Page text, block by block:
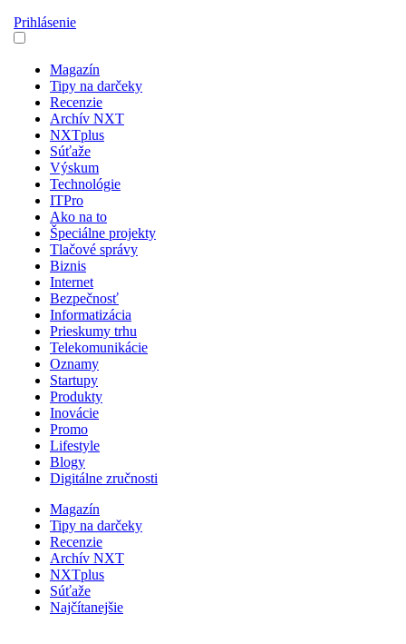
Prihlásenie
Magazín
Tipy na darčeky
Recenzie
Archív NXT
NXTplus
Súťaže
Výskum
Technológie
ITPro
Ako na to
Špeciálne projekty
Tlačové správy
Biznis
Internet
Bezpečnosť
Informatizácia
Prieskumy trhu
Telekomunikácie
Oznamy
Startupy
Produkty
Inovácie
Promo
Lifestyle
Blogy
Digitálne zručnosti
Magazín
Tipy na darčeky
Recenzie
Archív NXT
NXTplus
Súťaže
Najčítanejšie